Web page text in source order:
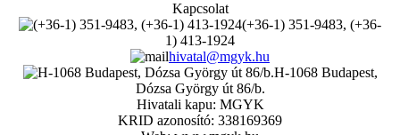
Kapcsolat
(+36-1) 351-9483, (+36-
1) 413-1924
hivatal@mgyk.hu
H-1068 Budapest,
Dózsa György út 86/b.
Hivatali kapu: MGYK
KRID azonosító: 338169369